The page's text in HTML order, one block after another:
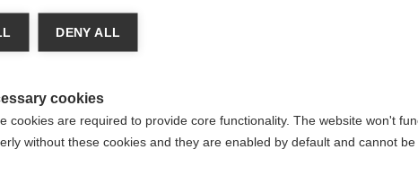
Actualité
DENY ALL
cookies
cookies are required to provide core functionality. The website won't
without these cookies and they are enabled by default and cannot be